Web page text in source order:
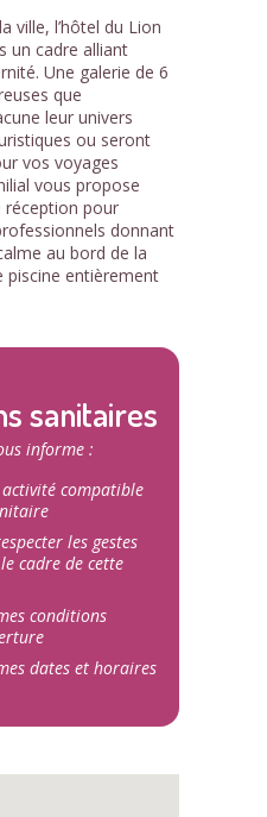
1 /4
ville, l’hôtel du Lion
un cadre alliant
Une galerie de 6
que
leur univers
ou seront
vos voyages
vous propose
réception pour
donnant
au bord de la
piscine entièrement
sanitaires
informe :
activité compatible
les gestes
cadre de cette
conditions
dates et horaires